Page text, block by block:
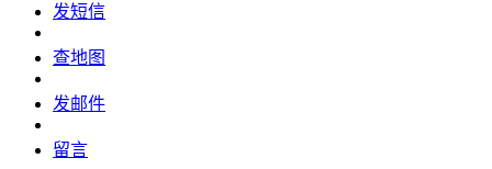
发短信
查地图
发邮件
留言